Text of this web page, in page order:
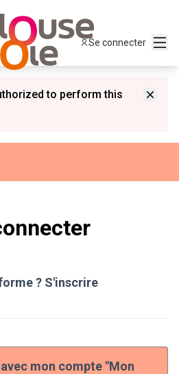
Se connecter
to perform this
? S'inscrire
mon compte "Mon